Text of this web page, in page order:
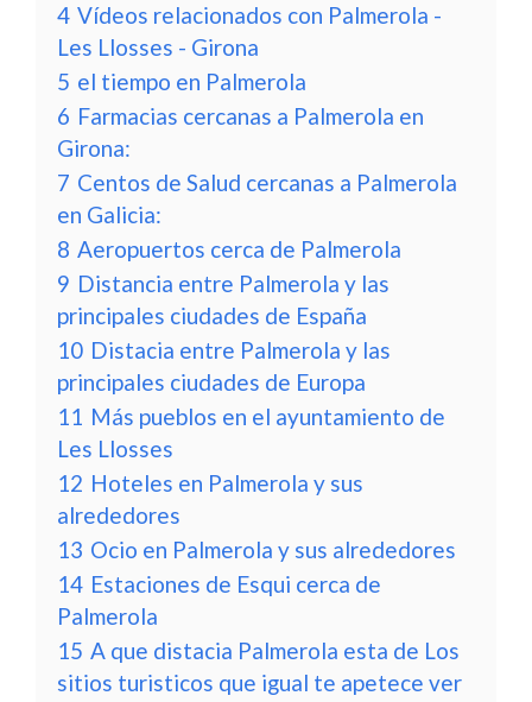
4 Vídeos relacionados con Palmerola -
Les Llosses - Girona
5 el tiempo en Palmerola
6 Farmacias cercanas a Palmerola en
Girona:
7 Centos de Salud cercanas a Palmerola
en Galicia:
8 Aeropuertos cerca de Palmerola
9 Distancia entre Palmerola y las
principales ciudades de España
10 Distacia entre Palmerola y las
principales ciudades de Europa
11 Más pueblos en el ayuntamiento de
Les Llosses
12 Hoteles en Palmerola y sus
alrededores
13 Ocio en Palmerola y sus alrededores
14 Estaciones de Esqui cerca de
Palmerola
15 A que distacia Palmerola esta de Los
sitios turisticos que igual te apetece ver